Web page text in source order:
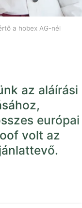
a hobex AG-nél
az aláírási
európai
volt az